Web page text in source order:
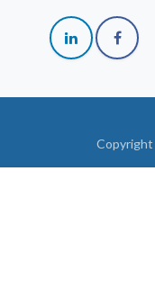
Copyright